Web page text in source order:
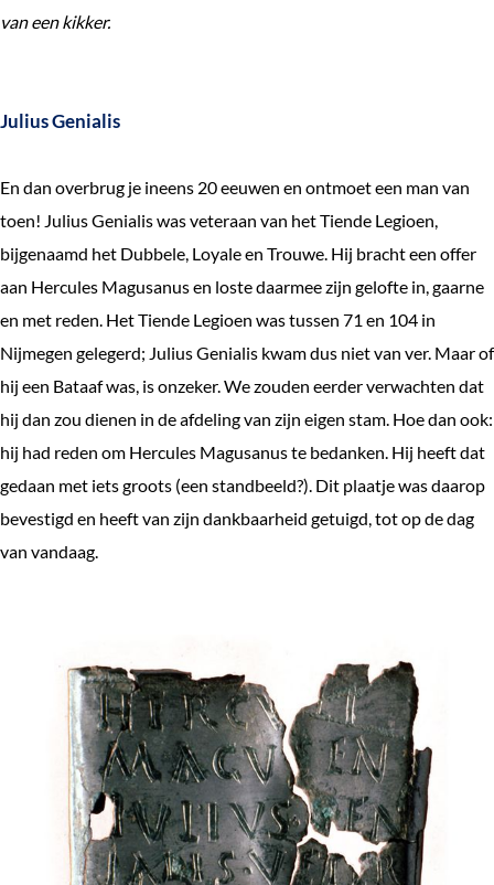
van een kikker.
Julius Genialis
En dan overbrug je ineens 20 eeuwen en ontmoet een man van
toen! Julius Genialis was veteraan van het Tiende Legioen,
bijgenaamd het Dubbele, Loyale en Trouwe. Hij bracht een offer
aan Hercules Magusanus en loste daarmee zijn gelofte in, gaarne
en met reden. Het Tiende Legioen was tussen 71 en 104 in
Nijmegen gelegerd; Julius Genialis kwam dus niet van ver. Maar of
hij een Bataaf was, is onzeker. We zouden eerder verwachten dat
hij dan zou dienen in de afdeling van zijn eigen stam. Hoe dan ook:
hij had reden om Hercules Magusanus te bedanken. Hij heeft dat
gedaan met iets groots (een standbeeld?). Dit plaatje was daarop
bevestigd en heeft van zijn dankbaarheid getuigd, tot op de dag
van vandaag.